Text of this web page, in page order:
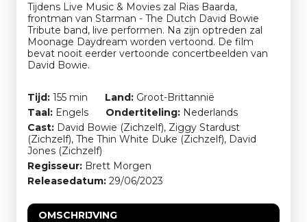
Tijdens Live Music & Movies zal Rias Baarda,
frontman van Starman - The Dutch David Bowie
Tribute band, live performen. Na zijn optreden zal
Moonage Daydream worden vertoond. De film
bevat nooit eerder vertoonde concertbeelden van
David Bowie.
Tijd: 155 min Land: Groot-Brittannië
Taal: Engels Ondertiteling: Nederlands
Cast: David Bowie (Zichzelf), Ziggy Stardust
(Zichzelf), The Thin White Duke (Zichzelf), David
Jones (Zichzelf)
Regisseur: Brett Morgen
Releasedatum: 29/06/2023
OMSCHRIJVING